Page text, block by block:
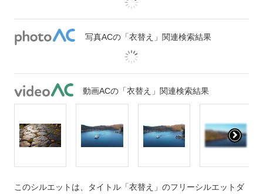
写真ACの「衣替え」関連検索結果
動画ACの「衣替え」関連検索結果
このシルエットは、タイトル「衣替え」のフリーシルエットダ